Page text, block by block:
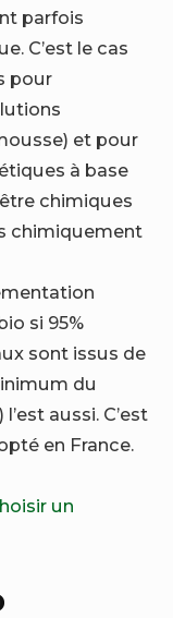
parfois
C’est le cas
pour
et pour
à base
chimiques
chimiquement
si 95%
sont issus de
du
aussi. C’est
en France.
un